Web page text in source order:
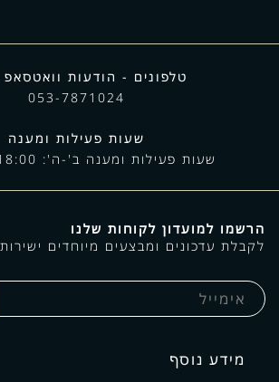
טלפונים - הודעות
053-7871024
שעות פעילות ומענה
שעות פעילות ומענה ב'-ה': 18:00 – 09:00
הרשמו למועדון לקוחות שלנו
לקבלת עדכונים ומבצעים מיוחדים
מידע נוסף